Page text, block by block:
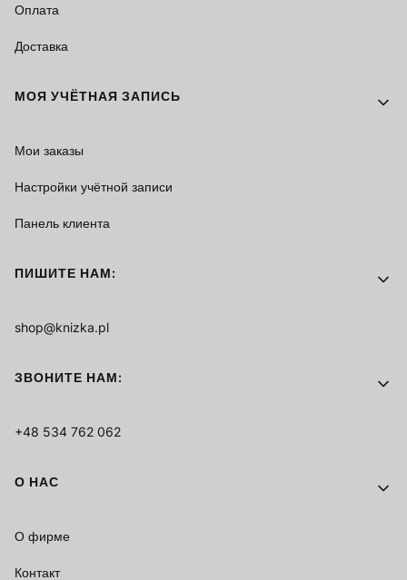
Оплата
Доставка
МОЯ УЧЁТНАЯ ЗАПИСЬ
Мои заказы
Настройки учётной записи
Панель клиента
ПИШИТЕ НАМ:
shop@knizka.pl
ЗВОНИТЕ НАМ:
+48 534 762 062
О НАС
О фирме
Контакт